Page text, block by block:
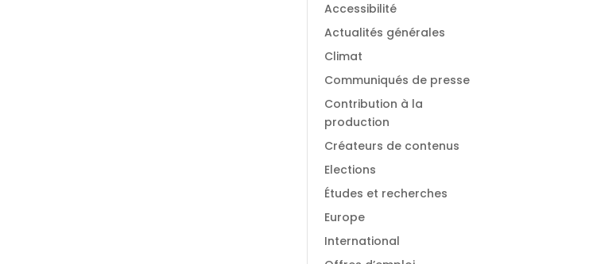
Accessibilité
Actualités générales
Climat
Communiqués de presse
Contribution à la
production
Créateurs de contenus
Elections
Études et recherches
Europe
International